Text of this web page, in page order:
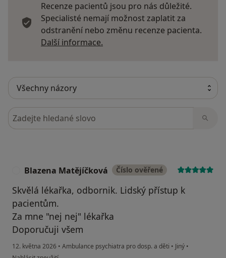
Recenze pacientů jsou pro nás důležité.
Specialisté nemají možnost zaplatit za
odstranění nebo změnu recenze pacienta.
Další informace.
Hledejte v názorech
Blazena Matějíčková Číslo ověřené
Skvělá lékařka, odbornik. Lidský přístup k
pacientům.
Za mne "nej nej" lékařka
Doporučuji všem
12. května 2026 • Ambulance psychiatra pro dosp. a děti • Jiný •
podle názoru uživatele Blazena Matějíčková